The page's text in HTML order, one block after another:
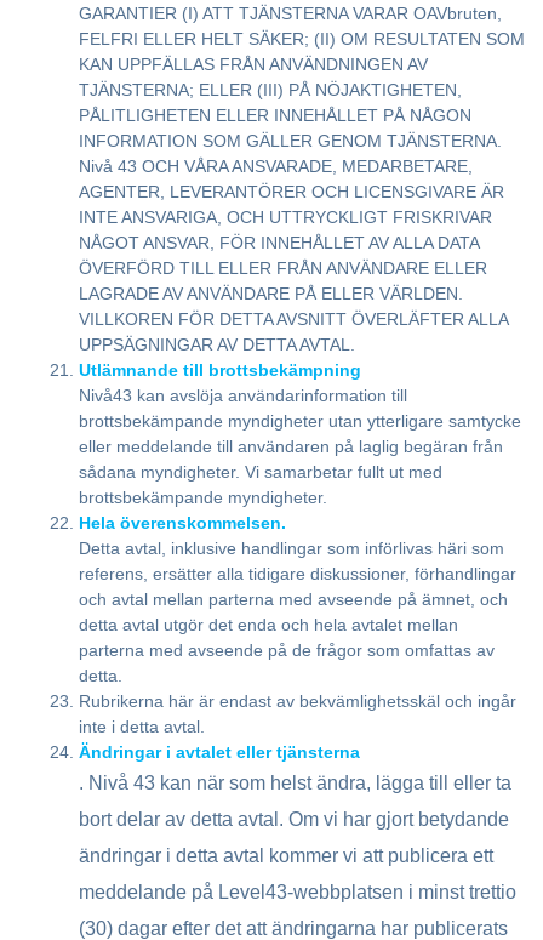
GARANTIER (I) ATT TJÄNSTERNA VARAR OAVbruten,
FELFRI ELLER HELT SÄKER; (II) OM RESULTATEN SOM
KAN UPPFÄLLAS FRÅN ANVÄNDNINGEN AV
TJÄNSTERNA; ELLER (III) PÅ NÖJAKTIGHETEN,
PÅLITLIGHETEN ELLER INNEHÅLLET PÅ NÅGON
INFORMATION SOM GÄLLER GENOM TJÄNSTERNA.
Nivå 43 OCH VÅRA ANSVARADE, MEDARBETARE,
AGENTER, LEVERANTÖRER OCH LICENSGIVARE ÄR
INTE ANSVARIGA, OCH UTTRYCKLIGT FRISKRIVAR
NÅGOT ANSVAR, FÖR INNEHÅLLET AV ALLA DATA
ÖVERFÖRD TILL ELLER FRÅN ANVÄNDARE ELLER
LAGRADE AV ANVÄNDARE PÅ ELLER VÄRLDEN.
VILLKOREN FÖR DETTA AVSNITT ÖVERLÄFTER ALLA
UPPSÄGNINGAR AV DETTA AVTAL.
Utlämnande till brottsbekämpning
Nivå43 kan avslöja användarinformation till
brottsbekämpande myndigheter utan ytterligare samtycke
eller meddelande till användaren på laglig begäran från
sådana myndigheter. Vi samarbetar fullt ut med
brottsbekämpande myndigheter.
Hela överenskommelsen.
Detta avtal, inklusive handlingar som införlivas häri som
referens, ersätter alla tidigare diskussioner, förhandlingar
och avtal mellan parterna med avseende på ämnet, och
detta avtal utgör det enda och hela avtalet mellan
parterna med avseende på de frågor som omfattas av
detta.
Rubrikerna här är endast av bekvämlighetsskäl och ingår
inte i detta avtal.
Ändringar i avtalet eller tjänsterna
. Nivå 43 kan när som helst ändra, lägga till eller ta
bort delar av detta avtal. Om vi har gjort betydande
ändringar i detta avtal kommer vi att publicera ett
meddelande på Level43-webbplatsen i minst trettio
(30) dagar efter det att ändringarna har publicerats